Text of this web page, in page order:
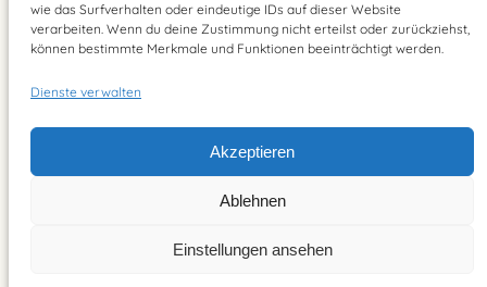
wie das Surfverhalten oder eindeutige IDs auf dieser Website
verarbeiten. Wenn du deine Zustimmung nicht erteilst oder zurückziehst,
können bestimmte Merkmale und Funktionen beeinträchtigt werden.
Dienste verwalten
Akzeptieren
Ablehnen
Einstellungen ansehen
Brain Food Magazin – lebe bewusst 2026
Facebook